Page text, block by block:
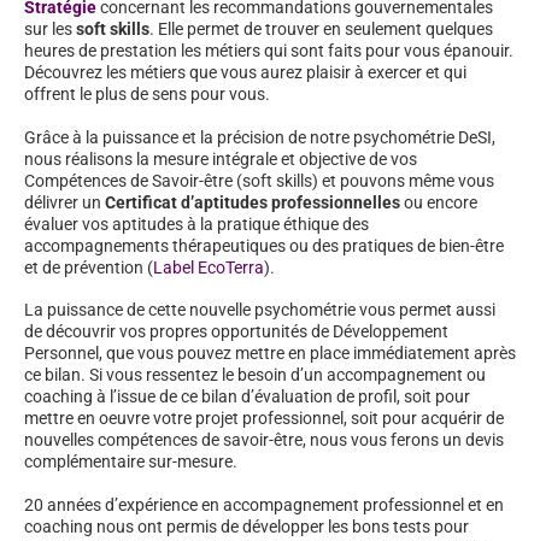
Stratégieconcernant les recommandations gouvernementales
sur lessoft skills. Elle permet de trouver en seulement quelques
heures de prestation les métiers qui sont faits pour vous épanouir.
Découvrez les métiers que vous aurez plaisir à exercer et qui
offrent le plus de sens pour vous.
Grâce à la puissance et la précision de notre psychométrie DeSI,
nous réalisons la mesure intégrale et objective de vos
Compétences de Savoir-être (soft skills) et pouvons même vous
délivrer un Certificat d’aptitudes professionnellesou encore
évaluer vos aptitudes à la pratique éthique des
accompagnements thérapeutiques ou des pratiques de bien-être
et de prévention (Label EcoTerra).
La puissance de cette nouvelle psychométrie vous permet aussi
de découvrir vos propres opportunités de Développement
Personnel, que vous pouvez mettre en place immédiatement après
ce bilan. Si vous ressentez le besoin d’un accompagnement ou
coaching à l’issue de ce bilan d’évaluation de profil, soit pour
mettre en oeuvre votre projet professionnel, soit pour acquérir de
nouvelles compétences de savoir-être, nous vous ferons un devis
complémentaire sur-mesure.
20 années d’expérience en accompagnement professionnel et en
coaching nous ont permis de développer les bons tests pour